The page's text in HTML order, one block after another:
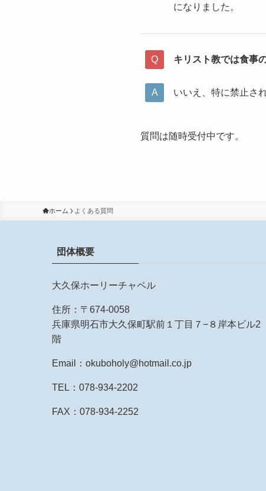
になりました。
キリスト教では食事
いいえ、特に禁止さ
質問は随時受付中です。
ホーム よくある質問
団体概要
大久保ホーリーチャペル
住所：〒674-0058
兵庫県明石市大久保町駅前１丁目７−８岸本ビル2
階
Email：okuboholy@hotmail.co.jp
TEL：078-934-2202
FAX：078-934-2252